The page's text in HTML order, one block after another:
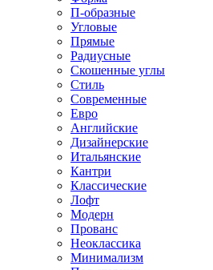
П-образные
Угловые
Прямые
Радиусные
Скошенные углы
Стиль
Современные
Евро
Английские
Дизайнерские
Итальянские
Кантри
Классические
Лофт
Модерн
Прованс
Неоклассика
Минимализм